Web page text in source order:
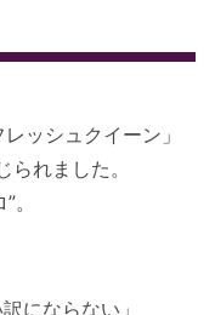
ッシュクイーン」
れました。
。
にならない」